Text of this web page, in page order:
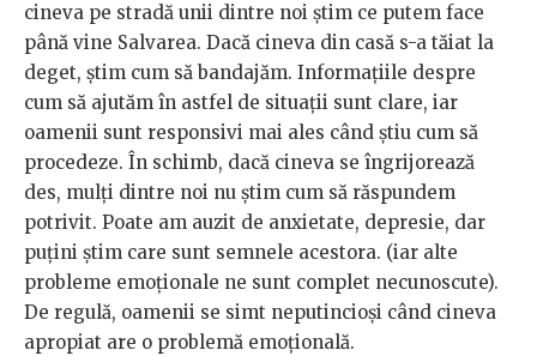
cineva pe stradă unii dintre noi știm ce putem face
până vine Salvarea. Dacă cineva din casă s-a tăiat la
deget, știm cum să bandajăm. Informațiile despre
cum să ajutăm în astfel de situații sunt clare, iar
oamenii sunt responsivi mai ales când știu cum să
procedeze. În schimb, dacă cineva se îngrijorează
des, mulți dintre noi nu știm cum să răspundem
potrivit. Poate am auzit de anxietate, depresie, dar
puțini știm care sunt semnele acestora. (iar alte
probleme emoționale ne sunt complet necunoscute).
De regulă, oamenii se simt neputincioși când cineva
apropiat are o problemă emoțională.